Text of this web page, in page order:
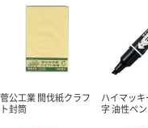
カ
菅公工業 間伐紙クラフ
ト封筒
ハイマッ
字 油性ペ